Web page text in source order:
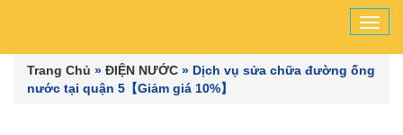
Trang Chủ » ĐIỆN NƯỚC » Dịch vụ sửa chữa đường ống
nước tại quận 5【Giảm giá 10%】